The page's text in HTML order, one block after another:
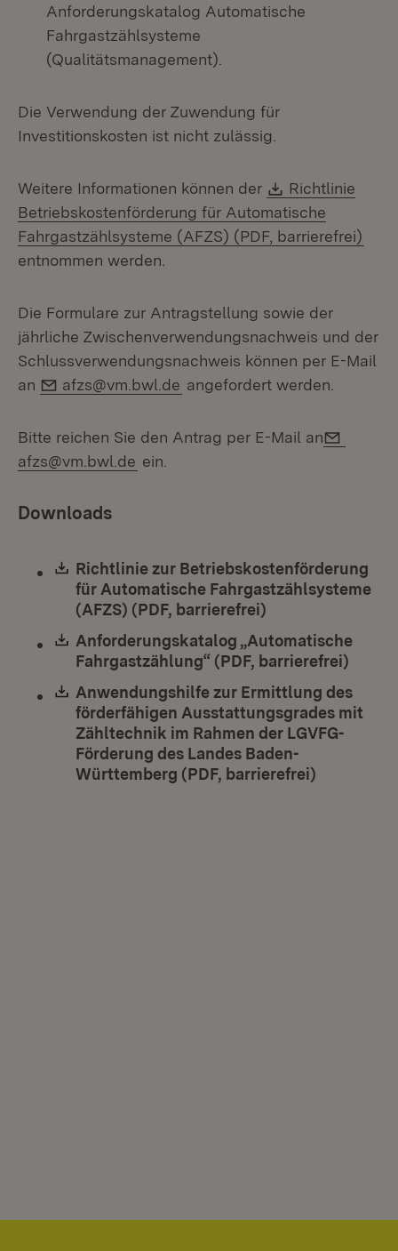
Anforderungskatalog Automatische
Fahrgastzählsysteme
(Qualitätsmanagement).
Die Verwendung der Zuwendung für
Investitionskosten ist nicht zulässig.
Weitere Informationen können der Download:
Richtlinie
Betriebskostenförderung für Automatische
Fahrgastzählsysteme (AFZS) (PDF, barrierefrei)
entnommen werden.
Die Formulare zur Antragstellung sowie der
jährliche Zwischenverwendungsnachweis und der
Schlussverwendungsnachweis können per E-Mail
an
E-Mail:
afzs@vm.bwl.de angefordert werden.
Bitte reichen Sie den Antrag per E-Mail an
afzs@vm.bwl.de ein.
Downloads
Download:
Richtlinie zur Betriebskostenförderung
für Automatische Fahrgastzählsysteme
(AFZS) (PDF, barrierefrei)
Download:
Anforderungskatalog „Automatische
Fahrgastzählung“ (PDF, barrierefrei)
Download:
Anwendungshilfe zur Ermittlung des
förderfähigen Ausstattungsgrades mit
Zähltechnik im Rahmen der LGVFG-
Förderung des Landes Baden-
Württemberg (PDF, barrierefrei)